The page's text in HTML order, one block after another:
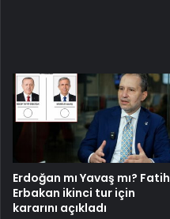
Erdoğan mı Yavaş mı? Fatih
Erbakan ikinci tur için
kararını açıkladı